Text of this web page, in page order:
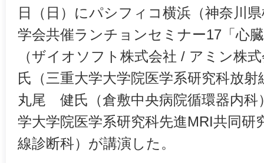
日（日）にパシフィコ横浜（神奈川
学会共催ランチョンセミナー17「心
（ザイオソフト株式会社 / アミン株
氏（三重大学大学院医学系研究科放
丸尾 健氏（倉敷中央病院循環器内科
学大学院医学系研究科先進MRI共同研
線診断科）が講演した。